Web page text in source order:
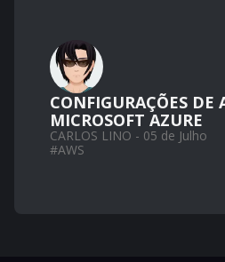
CONFIGURAÇÕES DE
MICROSOFT AZURE
CARLOS LINO - 05 de Julho
#AWS